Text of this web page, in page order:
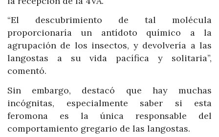
“El descubrimiento de tal molécula
proporcionaría un antídoto químico a la
agrupación de los insectos, y devolvería a las
langostas a su vida pacífica y solitaria”,
comentó.
Sin embargo, destacó que hay muchas
incógnitas, especialmente saber si esta
feromona es la única responsable del
comportamiento gregario de las langostas.